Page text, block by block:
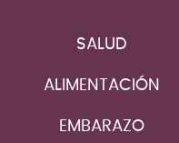
SALUD
ALIMENTACIÓN
EMBARAZO